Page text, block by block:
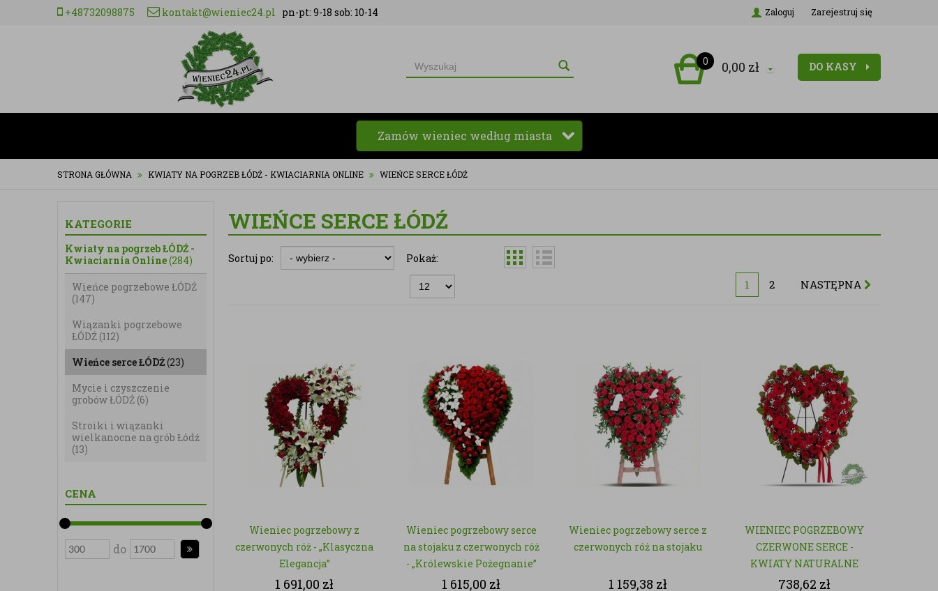
+48732098875 kontakt@wieniec24.pl pn-pt: 9-18 sob: 10-14 Zaloguj Zarejestruj się
0 0,00 zł DO KASY
Zamów wieniec według miasta
STRONA GŁÓWNA KWIATY NA POGRZEB ŁÓDŹ - KWIACIARNIA ONLINE WIEŃCE SERCE ŁÓDŹ
KATEGORIE
Kwiaty na pogrzeb ŁÓDŹ -
Kwiaciarnia Online(284)
Wieńce pogrzebowe ŁÓDŹ
(147)
Wiązanki pogrzebowe
ŁÓDŹ (112)
Wieńce serce ŁÓDŹ(23)
Mycie i czyszczenie
grobów ŁÓDŹ (6)
Stroiki i wiązanki
wielkanocne na grób Łódź
(13)
CENA
do
WIEŃCE SERCE ŁÓDŹ
Sortuj po: Pokaż:
1 2 NASTĘPNA
Wieniec pogrzebowy z
czerwonych róż - „Klasyczna
Elegancja”
1 691,00 zł
Wieniec pogrzebowy serce
na stojaku z czerwonych róż
- „Królewskie Pożegnanie”
1 615,00 zł
Wieniec pogrzebowy serce z
czerwonych róż na stojaku
1 159,38 zł
WIENIEC POGRZEBOWY
CZERWONE SERCE -
KWIATY NATURALNE
738,62 zł